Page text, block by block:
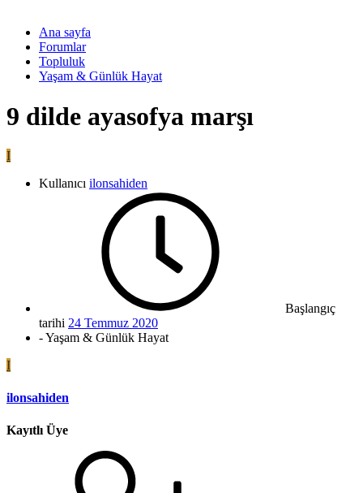
Ana sayfa
Forumlar
Topluluk
Yaşam & Günlük Hayat
9 dilde ayasofya marşı
I
Kullanıcı ilonsahiden
Başlangıç
tarihi 24 Temmuz 2020
- Yaşam & Günlük Hayat
I
ilonsahiden
Kayıtlı Üye